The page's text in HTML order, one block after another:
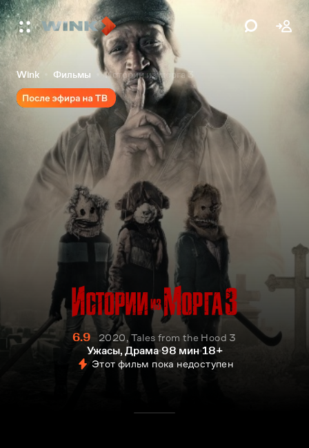
Wink Фильмы Истории из морга 3
6.9
2020, Tales from the Hood 3
Ужасы, Драма 98 мин 18+
Этот фильм пока недоступен